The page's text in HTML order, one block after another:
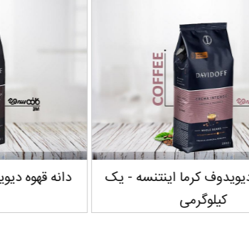
کرما اینتنسه - یک
کیلوگرمی